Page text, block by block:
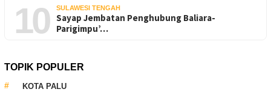
10 SULAWESI TENGAH
Sayap Jembatan Penghubung Baliara-
Parigimpu’…
TOPIK POPULER
KOTA PALU